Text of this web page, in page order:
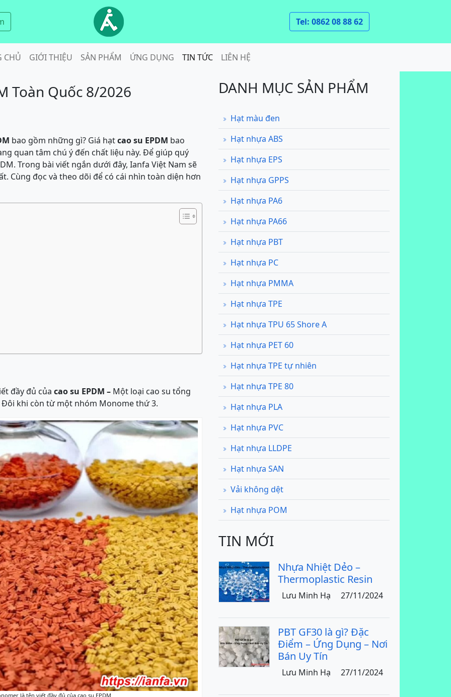
Tel: 0862 08 88 62
CHỦ GIỚI THIỆU SẢN PHẨM ỨNG DỤNG TIN TỨC LIÊN HỆ
Toàn Quốc 8/2026
bao gồm những gì? Giá hạtcao su EPDM bao
quan tâm chú ý đến chất liệu này. Để giúp quý
Trong bài viết ngắn dưới đây, Ianfa Việt Nam sẽ
Cùng đọc và theo dõi để có cái nhìn toàn diện hơn
đầy đủ của cao su EPDM – Một loại cao su tổng
khi còn từ một nhóm Monome thứ 3.
là tên viết đầy đủ của cao su EPDM
DANH MỤC SẢN PHẨM
Hạt màu đen
Hạt nhựa ABS
Hạt nhựa EPS
Hạt nhựa GPPS
Hạt nhựa PA6
Hạt nhựa PA66
Hạt nhựa PBT
Hạt nhựa PC
Hạt nhựa PMMA
Hạt nhựa TPE
Hạt nhựa TPU 65 Shore A
Hạt nhựa PET 60
Hạt nhựa TPE tự nhiên
Hạt nhựa TPE 80
Hạt nhựa PLA
Hạt nhựa PVC
Hạt nhựa LLDPE
Hạt nhựa SAN
Vải không dệt
Hạt nhựa POM
TIN MỚI
Nhựa Nhiệt Dẻo –
Thermoplastic Resin
Lưu Minh Hạ 27/11/2024
PBT GF30 là gì? Đặc
Điểm – Ứng Dụng – Nơi
Bán Uy Tín
Lưu Minh Hạ 27/11/2024